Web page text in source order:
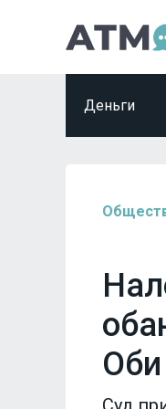
Деньги
Оби